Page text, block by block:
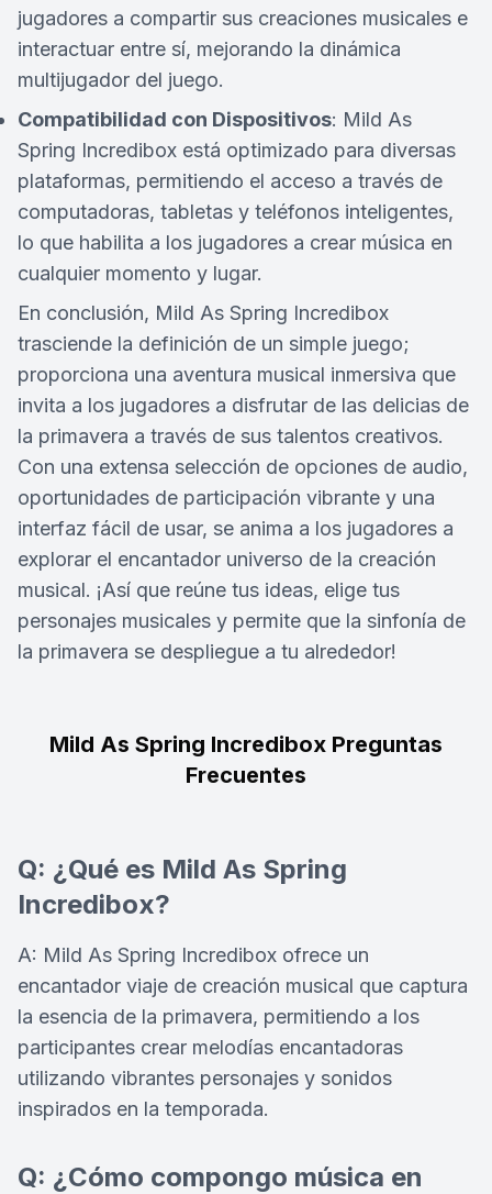
jugadores a compartir sus creaciones musicales e
interactuar entre sí, mejorando la dinámica
multijugador del juego.
Compatibilidad con Dispositivos: Mild As
Spring Incredibox está optimizado para diversas
plataformas, permitiendo el acceso a través de
computadoras, tabletas y teléfonos inteligentes,
lo que habilita a los jugadores a crear música en
cualquier momento y lugar.
En conclusión, Mild As Spring Incredibox
trasciende la definición de un simple juego;
proporciona una aventura musical inmersiva que
invita a los jugadores a disfrutar de las delicias de
la primavera a través de sus talentos creativos.
Con una extensa selección de opciones de audio,
oportunidades de participación vibrante y una
interfaz fácil de usar, se anima a los jugadores a
explorar el encantador universo de la creación
musical. ¡Así que reúne tus ideas, elige tus
personajes musicales y permite que la sinfonía de
la primavera se despliegue a tu alrededor!
Mild As Spring Incredibox Preguntas
Frecuentes
Q: ¿Qué es Mild As Spring
Incredibox?
A: Mild As Spring Incredibox ofrece un
encantador viaje de creación musical que captura
la esencia de la primavera, permitiendo a los
participantes crear melodías encantadoras
utilizando vibrantes personajes y sonidos
inspirados en la temporada.
Q: ¿Cómo compongo música en